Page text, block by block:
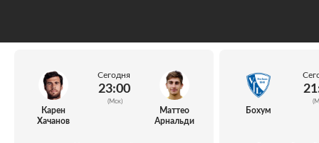
Карен
Хачанов
Сегодня
23:00
(Мск)
Маттео
Арнальди
Бохум